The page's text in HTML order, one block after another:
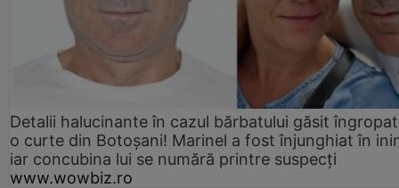
Detalii halucinante în cazul bărbatului găsit
o curte din Botoșani! Marinel a fost înjunghiat în
iar concubina lui se numără printre suspecți
www.wowbiz.ro